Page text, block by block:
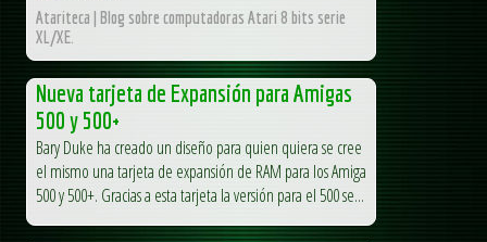
Atariteca | Blog sobre computadoras Atari 8 bits serie
XL/XE.
Nueva tarjeta de Expansión para Amigas
500 y 500+
Bary Duke ha creado un diseño para quien quiera se cree
el mismo una tarjeta de expansión de RAM para los Amiga
500 y 500+. Gracias a esta tarjeta la versión para el 500 se...